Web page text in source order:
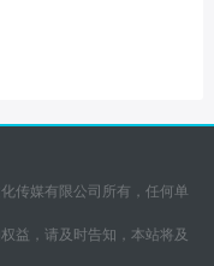
传媒有限公司所有，任何单
益，请及时告知，本站将及